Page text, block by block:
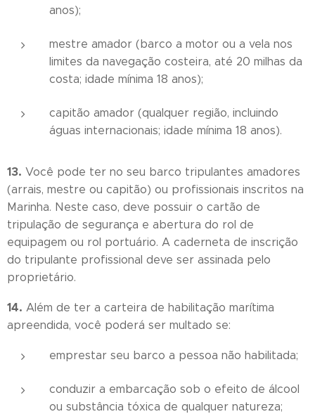
anos);
mestre amador (barco a motor ou a vela nos
limites da navegação costeira, até 20 milhas da
costa; idade mínima 18 anos);
capitão amador (qualquer região, incluindo
águas internacionais; idade mínima 18 anos).
13. Você pode ter no seu barco tripulantes amadores
(arrais, mestre ou capitão) ou profissionais inscritos na
Marinha. Neste caso, deve possuir o cartão de
tripulação de segurança e abertura do rol de
equipagem ou rol portuário. A caderneta de inscrição
do tripulante profissional deve ser assinada pelo
proprietário.
14. Além de ter a carteira de habilitação marítima
apreendida, você poderá ser multado se:
emprestar seu barco a pessoa não habilitada;
conduzir a embarcação sob o efeito de álcool
ou substância tóxica de qualquer natureza;